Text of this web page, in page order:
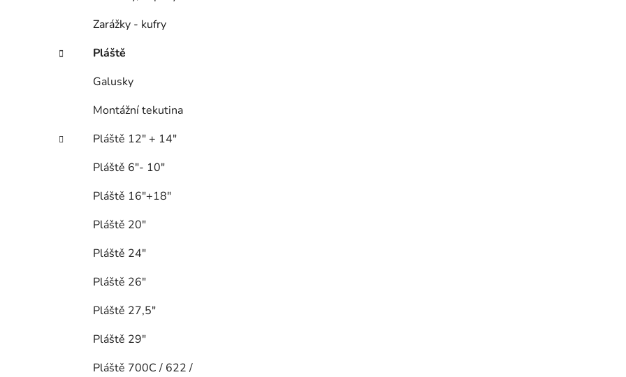
Zarážky - kufry
Pláště
Galusky
Montážní tekutina
Pláště 12" + 14"
Pláště 6"- 10"
Pláště 16"+18"
Pláště 20"
Pláště 24"
Pláště 26"
Pláště 27,5"
Pláště 29"
Pláště 700C / 622 /